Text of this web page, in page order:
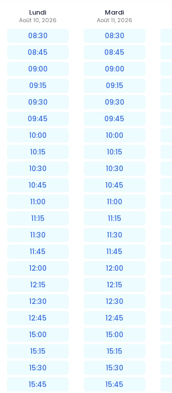
Lundi
Août 10, 2026
08:30
08:45
09:00
09:15
09:30
09:45
10:00
10:15
10:30
10:45
11:00
11:15
11:30
11:45
12:00
12:15
12:30
12:45
15:00
15:15
15:30
15:45
Mardi
Août 11, 2026
08:30
08:45
09:00
09:15
09:30
09:45
10:00
10:15
10:30
10:45
11:00
11:15
11:30
11:45
12:00
12:15
12:30
12:45
15:00
15:15
15:30
15:45